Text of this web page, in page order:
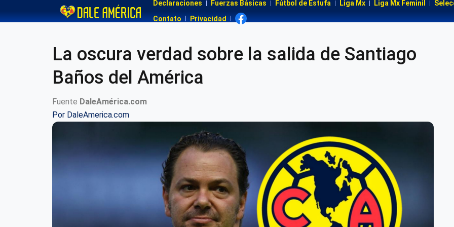
Declaraciones Fuerzas Básicas Fútbol de Estufa Liga Mx Liga Mx Feminil
Contato
Privacidad
La oscura verdad sobre la salida de Santiago
Baños del América
Fuente DaleAmérica.com
Por DaleAmerica.com